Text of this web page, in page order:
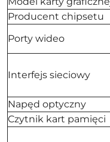
Producent chipsetu
Porty wideo
Interfejs sieciowy
Napęd optyczny
Czytnik kart pamięci